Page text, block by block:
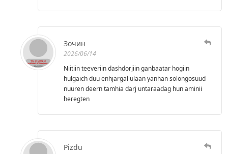
Зочин
2026/06/14
Niitiin teeveriin dashdorjiin ganbaatar hogiin
hulgaich duu enhjargal ulaan yanhan solongosuud
nuuren deern tamhia darj untaraadag hun aminii
heregten
Pizdu